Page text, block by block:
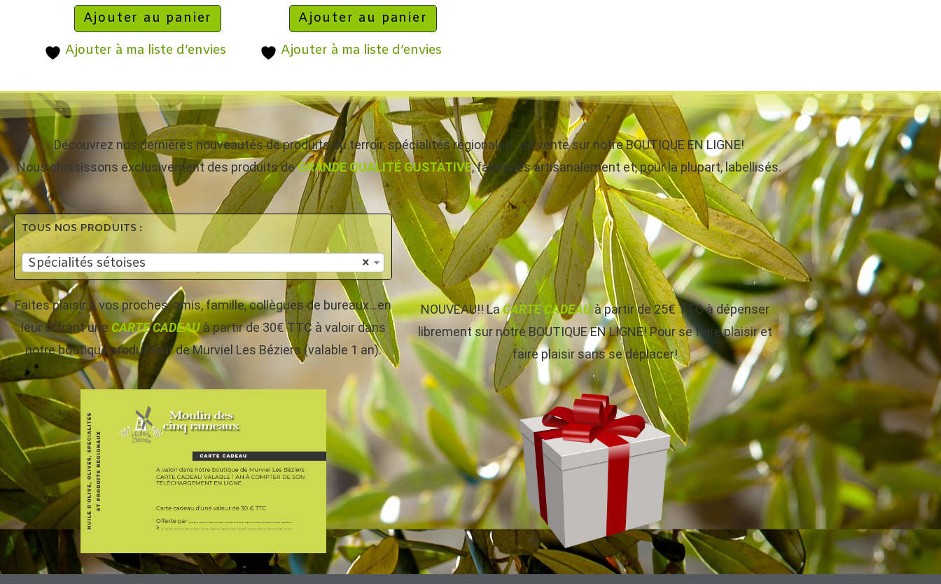
Ajouter au panier
Ajouter à ma liste d’envies
Ajouter au panier
Ajouter à ma liste d’envies
Découvrez nos dernières nouveautés de produits du terroir, spécialités régionales…en vente sur notre BOUTIQUE EN LIGNE!
Nous choisissons exclusivement des produits deGRANDE QUALITÉ GUSTATIVE, fabriqués artisanalement et, pour la plupart, labellisés.
TOUS NOS PRODUITS :
×
Spécialités sétoises
Faites plaisir à vos proches, amis, famille, collègues de bureaux…en
leur offrant une CARTE CADEAUà partir de 30€ TTC à valoir dans
notre boutique producteur de Murviel Les Béziers (valable 1 an).
NOUVEAU!! LaCARTE CADEAUà partir de 25€ TTC à dépenser
librement sur notre BOUTIQUE EN LIGNE! Pour se faire plaisir et
faire plaisir sans se déplacer!